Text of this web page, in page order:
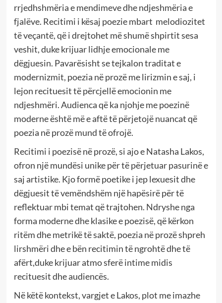
rrjedhshmëria e mendimeve dhe ndjeshmëria e
fjalëve. Recitimi i kësaj poezie mbart melodiozitet
të veçantë, që i drejtohet më shumë shpirtit sesa
veshit, duke krijuar lidhje emocionale me
dëgjuesin. Pavarësisht se tejkalon traditat e
modernizmit, poezia në prozë me lirizmin e saj, i
lejon recituesit të përcjellë emocionin me
ndjeshmëri. Audienca që ka njohje me poezinë
moderne është më e aftë të përjetojë nuancat që
poezia në prozë mund të ofrojë.
Recitimi i poezisë në prozë, si ajo e Natasha Lakos,
ofron një mundësi unike për të përjetuar pasurinë e
saj artistike. Kjo formë poetike i jep lexuesit dhe
dëgjuesit të vemëndshëm një hapësirë për të
reflektuar mbi temat që trajtohen. Ndryshe nga
forma moderne dhe klasike e poezisë, që kërkon
ritëm dhe metrikë të saktë, poezia në prozë shpreh
lirshmëri dhe e bën recitimin të ngrohtë dhe të
afërt,duke krijuar atmo sferë intime midis
recituesit dhe audiencës.
Në këtë kontekst, vargjet e Lakos, plot me imazhe